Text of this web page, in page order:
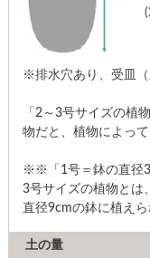
※排水穴あり、受皿（
「2～3号サイズの植
物だと、植物によっ
※※「1号＝鉢の直径
3号サイズの植物とは、
直径9cmの鉢に植え
土の量